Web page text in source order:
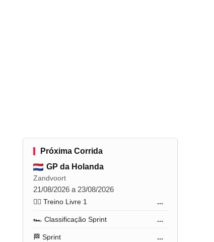
Próxima Corrida
GP da Holanda
Zandvoort
21/08/2026 a 23/08/2026
🏋️‍♂️ Treino Livre 1 ...
🏎️ Classificação Sprint ...
🏁 Sprint ...